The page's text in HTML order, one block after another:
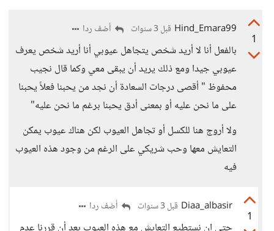
1
Hind_Emara99 قبل 3 سنوات أضف ردا
بالفعل أنا لا أريد شخص يتجاهل عيوبي أنا أريد شخص يعرف
عيوبي جيدا ومع ذلك يريد أن يبقى معي وكما قال نجيب
محفوظ " أقصى درجات السعادة أن نجد من يحبنا فعلاً يحبنا
على ما نحن عليه أو بمعنى أدق يحبنا برغم ما نحن عليه"
ولا أروج هنا للكسل أو تجاهل العيوب لكن هناك عيوب يمكن
التعايش معها وحب شريكي على الرغم من وجود هذه العيوب
فيه
1
Diaa_albasir قبل 3 سنوات أضف ردا